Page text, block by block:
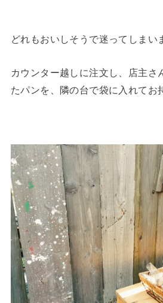
どれもおいしそうで迷ってしまい
カウンター越しに注文し、店主さ
たパンを、隣の台で袋に入れてお